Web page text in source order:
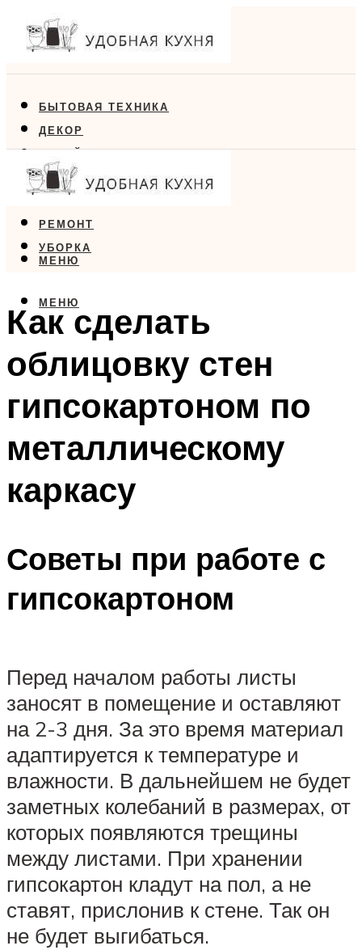
БЫТОВАЯ ТЕХНИКА
ДЕКОР
ДИЗАЙН
ЕДА
РЕМОНТ
УБОРКА
МЕНЮ
МЕНЮ
Как сделать
облицовку стен
гипсокартоном по
металлическому
каркасу
Советы при работе с
гипсокартоном
Перед началом работы листы
заносят в помещение и оставляют
на 2-3 дня. За это время материал
адаптируется к температуре и
влажности. В дальнейшем не будет
заметных колебаний в размерах, от
которых появляются трещины
между листами. При хранении
гипсокартон кладут на пол, а не
ставят, прислонив к стене. Так он
не будет выгибаться.